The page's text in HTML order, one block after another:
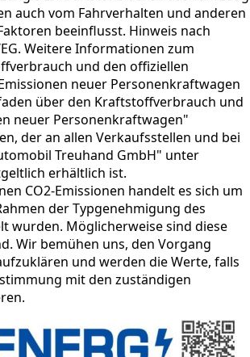
auch vom Fahrverhalten und anderen
beeinflusst. Hinweis nach
Weitere Informationen zum
und den offiziellen
neuer Personenkraftwagen
über den Kraftstoffverbrauch und
neuer Personenkraftwagen"
der an allen Verkaufsstellen und bei
Treuhand GmbH" unter
erhältlich ist.
CO2-Emissionen handelt es sich um
der Typgenehmigung des
wurden. Möglicherweise sind diese
Wir bemühen uns, den Vorgang
und werden die Werte, falls
mit den zuständigen